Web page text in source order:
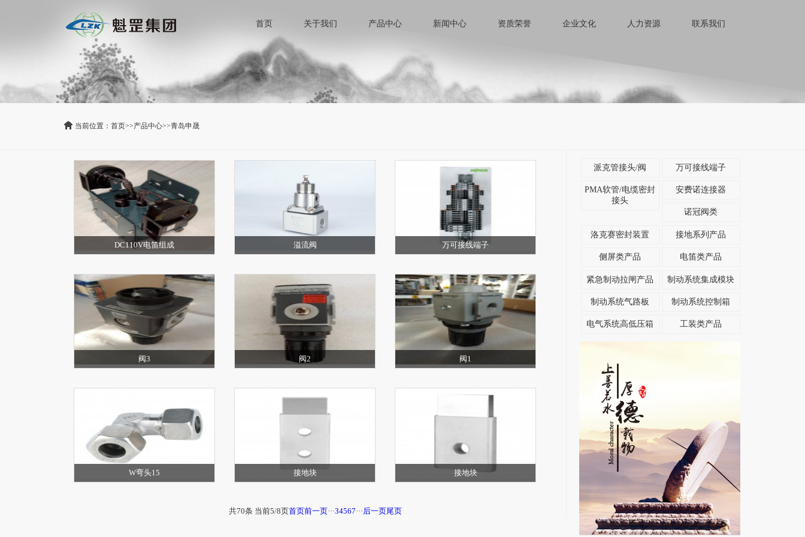
首页 关于我们 产品中心 新闻中心 资质荣誉 企业文化 人力资源 联系我们
当前位置： 首页>>产品中心>>青岛申晟
DC110V电笛组成 溢流阀 万可接线端子
阀3 阀2 阀1
W弯头15 接地块 接地块
共70条 当前5/8页首页前一页···34567···后一页尾页
派克管接头/阀 万可接线端子
PMA软管/电缆密封
接头
安费诺连接器
诺冠阀类
洛克赛密封装置 接地系列产品
侧屏类产品 电笛类产品
紧急制动拉闸产品 制动系统集成模块
制动系统气路板 制动系统控制箱
电气系统高低压箱 工装类产品